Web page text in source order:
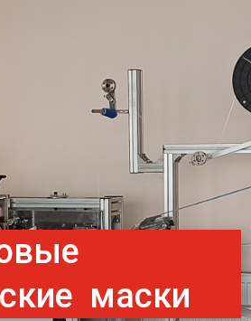
маски